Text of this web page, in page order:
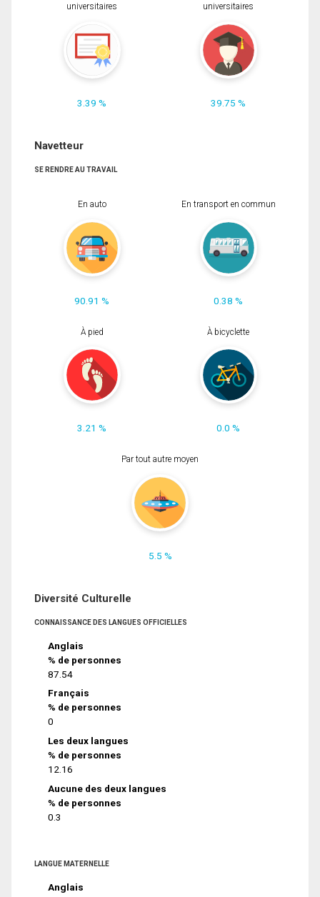
universitaires
3.39 %
universitaires
39.75 %
Navetteur
SE RENDRE AU TRAVAIL
En auto
90.91 %
En transport en commun
0.38 %
À pied
3.21 %
À bicyclette
0.0 %
Par tout autre moyen
5.5 %
Diversité Culturelle
CONNAISSANCE DES LANGUES OFFICIELLES
Anglais
% de personnes
87.54
Français
% de personnes
0
Les deux langues
% de personnes
12.16
Aucune des deux langues
% de personnes
0.3
LANGUE MATERNELLE
Anglais